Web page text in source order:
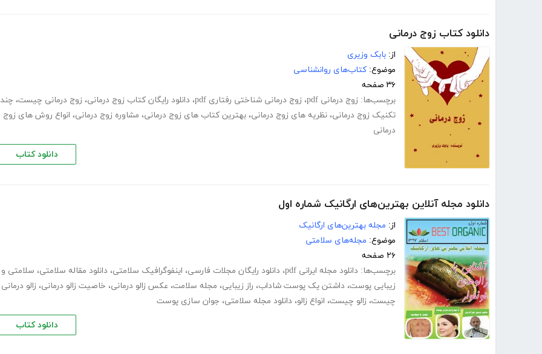
دانلود کتاب زوج درمانی
از: بابک وزیری
موضوع: کتاب‌های روانشناسی
۳۶ صفحه
برچسب‌ها: زوج درمانی pdf ، زوج درمانی شناختی رفتاری pdf ، دانلود رایگان کتاب زوج درمانی، زوج درمانی چیست، چند
تکنیک زوج درمانی، نظریه های زوج درمانی، بهترین کتاب های زوج درمانی، مشاوره زوج درمانی، انواع روش های زوج
درمانی
دانلود کتاب
دانلود مجله آنلاین بهترین‌های ارگانیک شماره اول
از: مجله بهترین‌های ارگانیک
موضوع: مجله‌های سلامتی
۲۶ صفحه
برچسب‌ها: دانلود مجله ایرانی pdf ، دانلود رایگان مجلات فارسی، اینفوگرافیک سلامتی، دانلود مقاله سلامتی، سلامتی و
زیبایی پوست، داشتن یک پوست شاداب، راز زیبایی، مجله سلامت، عکس زالو درمانی، خاصیت زالو درمانی، زالو درمانی
چیست، زالو چیست، انواع زالو، دانلود مجله سلامتی، جوان سازی پوست
دانلود کتاب